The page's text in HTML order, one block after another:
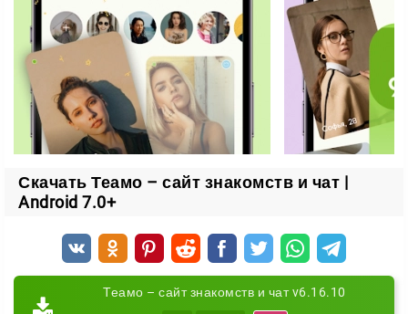
Ключевые функции Teamo
Психологический профиль на основе тестов;
Проверка совместимости с другими пользователями;
Фильтры по возрасту, росту, городу, религии и целям
знакомства;
Кнопка «Может быть» вместо строгих лайков;
Помощь службы поддержки.
Зарегистрируйтесь и начните знакомства, в основе
которых лежит реальная совместимость, а не
случайный выбор.
Скачать Теамо – сайт знакомств и чат |
Android 7.0+
Теамо – сайт знакомств и чат v6.16.10